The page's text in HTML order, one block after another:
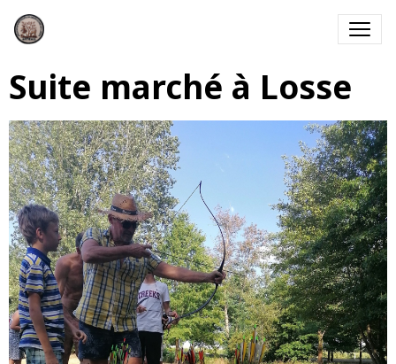
Suite marché à Losse